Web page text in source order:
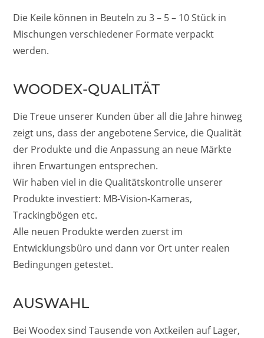
Die Keile können in Beuteln zu 3 – 5 – 10 Stück in
Mischungen verschiedener Formate verpackt
werden.
WOODEX-QUALITÄT
Die Treue unserer Kunden über all die Jahre hinweg
zeigt uns, dass der angebotene Service, die Qualität
der Produkte und die Anpassung an neue Märkte
ihren Erwartungen entsprechen.
Wir haben viel in die Qualitätskontrolle unserer
Produkte investiert: MB-Vision-Kameras,
Trackingbögen etc.
Alle neuen Produkte werden zuerst im
Entwicklungsbüro und dann vor Ort unter realen
Bedingungen getestet.
AUSWAHL
Bei Woodex sind Tausende von Axtkeilen auf Lager,